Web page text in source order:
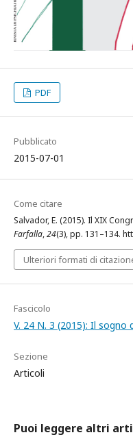
PDF
Pubblicato
2015-07-01
Come citare
Salvador, E. (2015). Il XIX
Farfalla,24(3), pp. 131–134.
Ulteriori formati di
Fascicolo
V. 24 N. 3 (2015): Il sogno
Sezione
Articoli
Puoi leggere altri